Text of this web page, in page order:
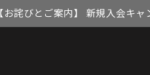
【お詫びとご案内】 新規入会キ